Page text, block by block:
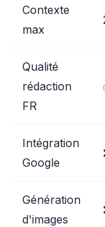
Contexte
max
Qualité
rédaction
FR
Intégration
Google
Génération
d'images